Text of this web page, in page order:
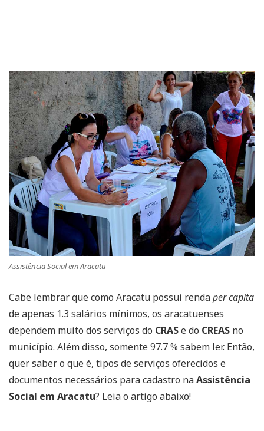
Assistência Social em Aracatu
Cabe lembrar que como Aracatu possui rendaper capita
de apenas 1.3 salários mínimos, os aracatuenses
dependem muito dos serviços do CRASe do CREAS no
município. Além disso, somente 97.7 % sabem ler. Então,
quer saber o que é, tipos de serviços oferecidos e
documentos necessários para cadastro naAssistência
Social em Aracatu? Leia o artigo abaixo!